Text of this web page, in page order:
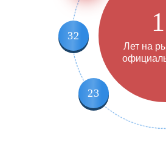
23
32
Лет на